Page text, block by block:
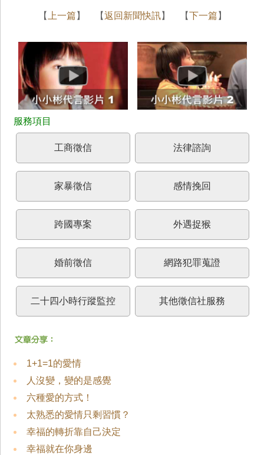
【 上一篇 】 【返回新聞快訊】 【下一篇 】
工商徵信 法律諮詢
家暴徵信 感情挽回
跨國專案 外遇捉猴
婚前徵信 網路犯罪蒐證
二十四小時行蹤監控 其他徵信社服務
1+1=1的愛情
人沒變，變的是感覺
六種愛的方式！
太熟悉的愛情只剩習慣？
幸福的轉折靠自己決定
幸福就在你身邊